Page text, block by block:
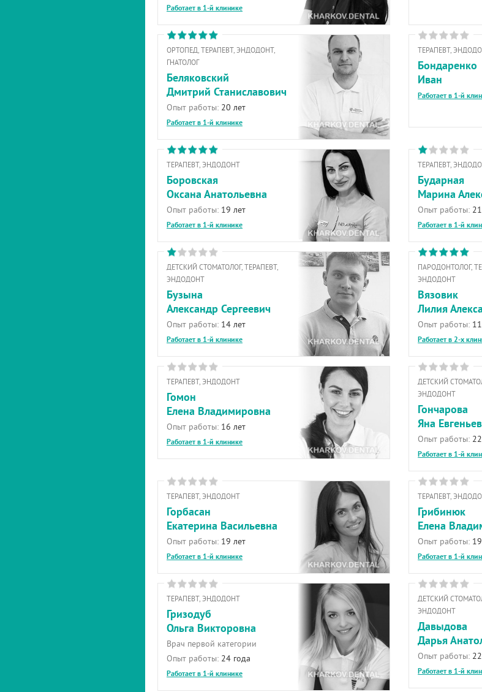
Работает в 1-й клинике
ОРТОПЕД, ТЕРАПЕВТ, ЭНДОДОНТ,
ГНАТОЛОГ
Беляковский
Дмитрий Станиславович
Опыт работы: 20 лет
Работает в 1-й клинике
ТЕРАПЕВТ,
Бондаренко
Иван
Работает в 1-й
ТЕРАПЕВТ, ЭНДОДОНТ
Боровская
Оксана Анатольевна
Опыт работы: 19 лет
Работает в 1-й клинике
ТЕРАПЕВТ,
Бударная
Марина
Опыт работы:
Работает в 1-й
ДЕТСКИЙ СТОМАТОЛОГ, ТЕРАПЕВТ,
ЭНДОДОНТ
Бузына
Александр Сергеевич
Опыт работы: 14 лет
Работает в 1-й клинике
ПАРОДОНТОЛОГ,
ЭНДОДОНТ
Вязовик
Лилия
Опыт работы:
Работает в 2-х
ТЕРАПЕВТ, ЭНДОДОНТ
Гомон
Елена Владимировна
Опыт работы: 16 лет
Работает в 1-й клинике
ДЕТСКИЙ
ЭНДОДОНТ
Гончарова
Яна
Опыт работы:
Работает в 1-й
ТЕРАПЕВТ, ЭНДОДОНТ
Горбасан
Екатерина Васильевна
Опыт работы: 19 лет
Работает в 1-й клинике
ТЕРАПЕВТ,
Грибинюк
Елена
Опыт работы:
Работает в 1-й
ТЕРАПЕВТ, ЭНДОДОНТ
Гризодуб
Ольга Викторовна
Врач первой категории
Опыт работы: 24 года
Работает в 1-й клинике
ДЕТСКИЙ
ЭНДОДОНТ
Давыдова
Дарья
Опыт работы:
Работает в 1-й